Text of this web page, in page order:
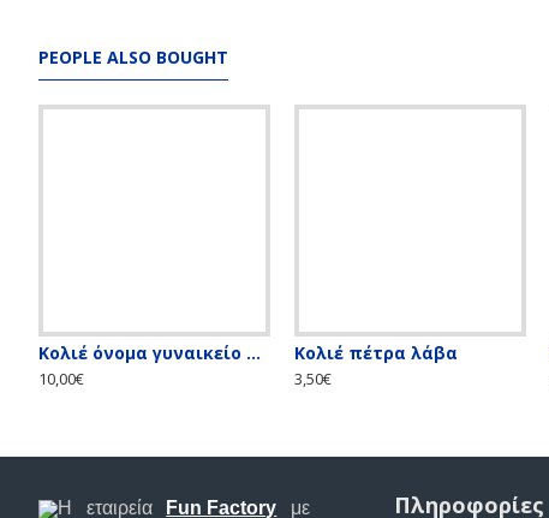
PEOPLE ALSO BOUGHT
Κολιέ όνομα γυναικείο ατσάλι
10,00€
Κολιέ πέτρα λάβα
3,50€
Η εταιρεία Fun Factory με Πληροφορίες